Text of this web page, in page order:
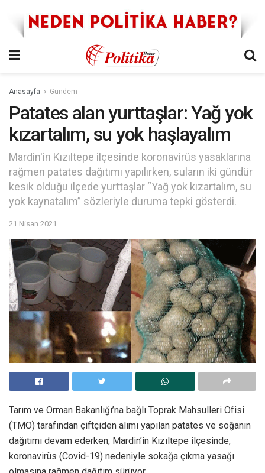
Anasayfa Gündem
Patates alan yurttaşlar: Yağ yok
kızartalım, su yok haşlayalım
Mardin'in Kızıltepe ilçesinde koronavirüs yasaklarına
rağmen patates dağıtımı yapılırken, suların iki gündür
kesik olduğu ilçede yurttaşlar “Yağ yok kızartalım, su
yok kaynatalım” sözleriyle duruma tepki gösterdi.
21 Nisan 2021
Tarım ve Orman Bakanlığı’na bağlı Toprak Mahsulleri Ofisi
(TMO) tarafından çiftçiden alımı yapılan patates ve soğanın
dağıtımı devam ederken, Mardin’in Kızıltepe ilçesinde,
koronavirüs (Covid-19) nedeniyle sokağa çıkma yasağı